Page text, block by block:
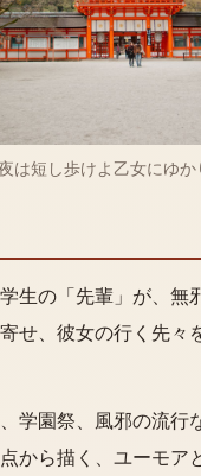
は短し歩けよ乙女にゆか
生の「先輩」が、無
せ、彼女の行く先々
学園祭、風邪の流行
から描く、ユーモア